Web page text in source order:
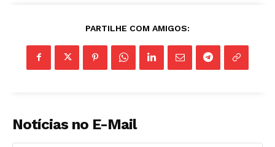
PARTILHE COM AMIGOS:
Notícias no E-Mail